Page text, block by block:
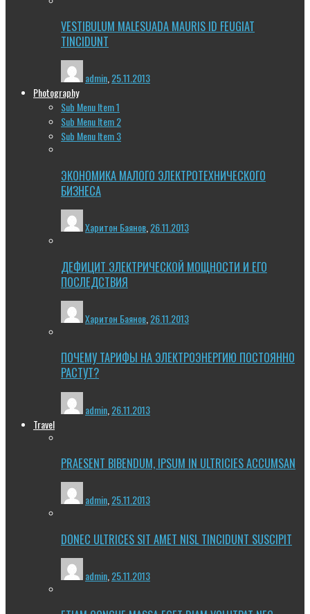
VESTIBULUM MALESUADA MAURIS ID FEUGIAT
TINCIDUNT
admin,25.11.2013
Photography
Sub Menu Item 1
Sub Menu Item 2
Sub Menu Item 3
ЭКОНОМИКА МАЛОГО ЭЛЕКТРОТЕХНИЧЕСКОГО
БИЗНЕСА
Харитон Баянов 26.11.2013
ДЕФИЦИТ ЭЛЕКТРИЧЕСКОЙ МОЩНОСТИ И ЕГО
ПОСЛЕДСТВИЯ
Харитон Баянов 26.11.2013
ПОЧЕМУ ТАРИФЫ НА ЭЛЕКТРОЭНЕРГИЮ ПОСТОЯННО
РАСТУТ?
admin 26.11.2013
Travel
PRAESENT BIBENDUM, IPSUM IN ULTRICIES ACCUMSAN
admin,25.11.2013
DONEC ULTRICES SIT AMET NISL TINCIDUNT SUSCIPIT
admin 25.11.2013